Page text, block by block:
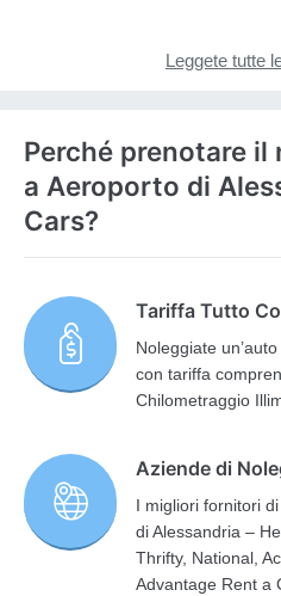
Leggete tutte
Perché prenotare il
a Aeroporto di
Cars?
Tariffa Tutto
Noleggiate
con tariffa
Chilometraggio
Aziende di
I migliori fornitori
di Alessandria –
Thrifty, National,
Advantage Rent a